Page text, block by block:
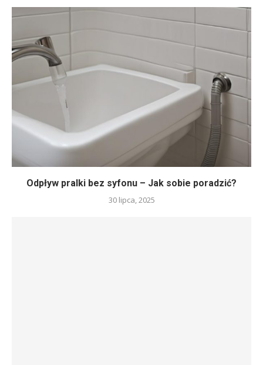
Odpływ pralki bez syfonu – Jak sobie poradzić?
30 lipca, 2025